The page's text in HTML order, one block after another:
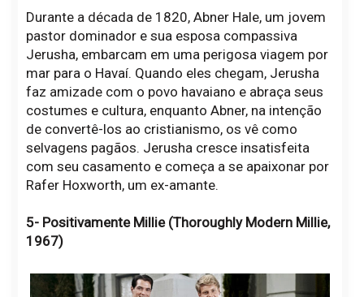
Durante a década de 1820, Abner Hale, um jovem
pastor dominador e sua esposa compassiva
Jerusha, embarcam em uma perigosa viagem por
mar para o Havaí. Quando eles chegam, Jerusha
faz amizade com o povo havaiano e abraça seus
costumes e cultura, enquanto Abner, na intenção
de convertê-los ao cristianismo, os vê como
selvagens pagãos. Jerusha cresce insatisfeita
com seu casamento e começa a se apaixonar por
Rafer Hoxworth, um ex-amante.
5- Positivamente Millie (Thoroughly Modern Millie,
1967)